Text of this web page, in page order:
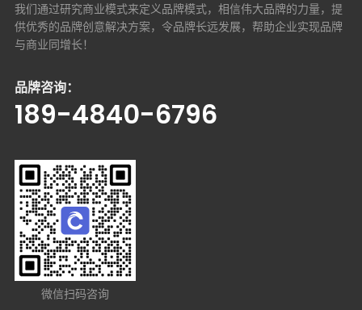
我们通过研究商业模式来定义品牌模式，相信伟大品牌的力量，提
供优秀的品牌创意解决方案， 令品牌长远发展，帮助企业实现品牌
与商业同增长！
品牌咨询：
189-4840-6796
微信扫码咨询